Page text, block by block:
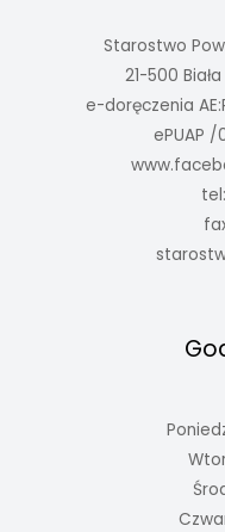
Starostwo
21-500
e-doręczenia
ePUAP